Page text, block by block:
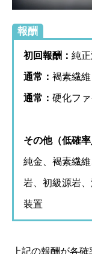
報酬
初回報酬： 純
通常： 褐素繊維
通常： 硬化ファ
その他（低確率
純金、褐素繊
岩、初級源岩
装置
上記の報酬が各確